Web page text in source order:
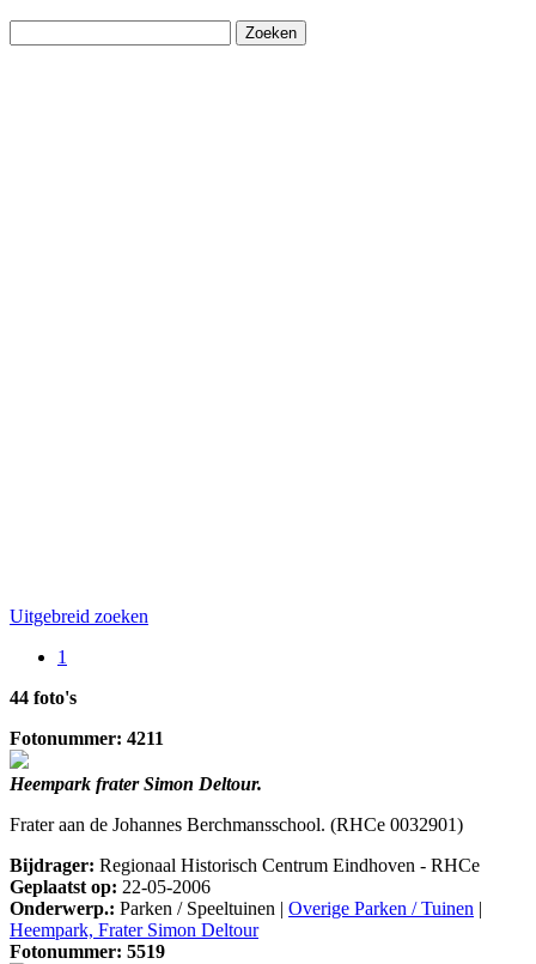
Uitgebreid zoeken
1
44 foto's
Fotonummer: 4211
Heempark frater Simon Deltour.
Frater aan de Johannes Berchmansschool. (RHCe 0032901)
Bijdrager: Regionaal Historisch Centrum Eindhoven - RHCe
Geplaatst op: 22-05-2006
Onderwerp.: Parken / Speeltuinen | Overige Parken / Tuinen |
Heempark, Frater Simon Deltour
Fotonummer: 5519